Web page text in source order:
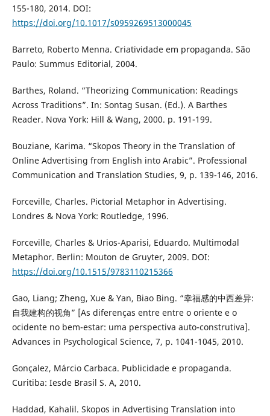
155-180, 2014. DOI:
https://doi.org/10.1017/s0959269513000045
Barreto, Roberto Menna. Criatividade em propaganda. São
Paulo: Summus Editorial, 2004.
Barthes, Roland. “Theorizing Communication: Readings
Across Traditions”. In: Sontag Susan. (Ed.). A Barthes
Reader. Nova York: Hill & Wang, 2000. p. 191-199.
Bouziane, Karima. “Skopos Theory in the Translation of
Online Advertising from English into Arabic”. Professional
Communication and Translation Studies, 9, p. 139-146, 2016.
Forceville, Charles. Pictorial Metaphor in Advertising.
Londres & Nova York: Routledge, 1996.
Forceville, Charles & Urios-Aparisi, Eduardo. Multimodal
Metaphor. Berlin: Mouton de Gruyter, 2009. DOI:
https://doi.org/10.1515/9783110215366
Gao, Liang; Zheng, Xue & Yan, Biao Bing. “幸福感的中西差异:
自我建构的视角” [As diferenças entre entre o oriente e o
ocidente no bem-estar: uma perspectiva auto-construtiva].
Advances in Psychological Science, 7, p. 1041-1045, 2010.
Gonçalez, Márcio Carbaca. Publicidade e propaganda.
Curitiba: Iesde Brasil S. A, 2010.
Haddad, Kahalil. Skopos in Advertising Translation into